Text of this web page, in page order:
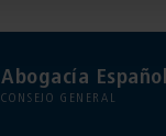
Abogacía
CONSEJO GENERAL